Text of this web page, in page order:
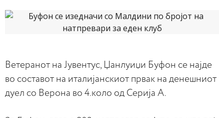
Ветеранот на Јувентус, Џанлуиџи Буфон се најде
во составот на италијанскиот првак на денешниот
дуел со Верона во 4.коло од Серија А.